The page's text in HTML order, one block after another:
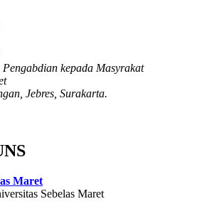
kepada Masyrakat
Jebres, Surakarta.
Maret
Sebelas Maret